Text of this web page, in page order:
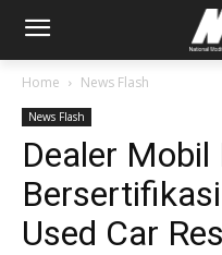
Home News Flash
News Flash
Dealer
Used Car